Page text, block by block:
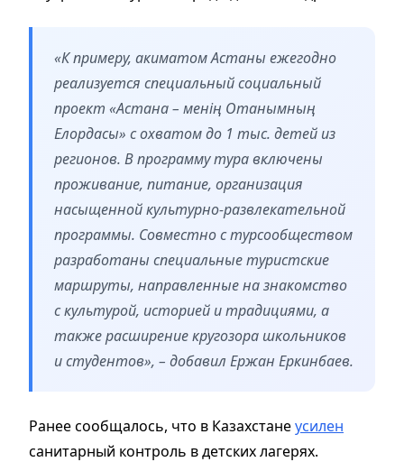
«К примеру, акиматом Астаны ежегодно
реализуется специальный социальный
проект «Астана – менің Отанымның
Елордасы» с охватом до 1 тыс. детей из
регионов. В программу тура включены
проживание, питание, организация
насыщенной культурно-развлекательной
программы. Совместно с турсообществом
разработаны специальные туристские
маршруты, направленные на знакомство
с культурой, историей и традициями, а
также расширение кругозора школьников
и студентов», – добавил Ержан Еркинбаев.
Ранее сообщалось, что в Казахстанеусилен
санитарный контроль в детских лагерях.